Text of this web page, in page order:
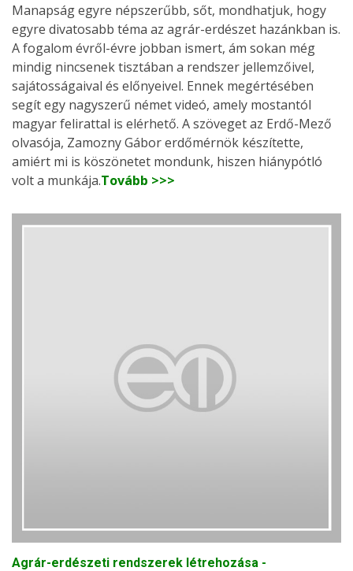
Manapság egyre népszerűbb, sőt, mondhatjuk, hogy
egyre divatosabb téma az agrár-erdészet hazánkban is.
A fogalom évről-évre jobban ismert, ám sokan még
mindig nincsenek tisztában a rendszer jellemzőivel,
sajátosságaival és előnyeivel. Ennek megértésében
segít egy nagyszerű német videó, amely mostantól
magyar felirattal is elérhető. A szöveget az Erdő-Mező
olvasója, Zamozny Gábor erdőmérnök készítette,
amiért mi is köszönetet mondunk, hiszen hiánypótló
volt a munkája.Tovább >>>
Agrár-erdészeti rendszerek létrehozása -